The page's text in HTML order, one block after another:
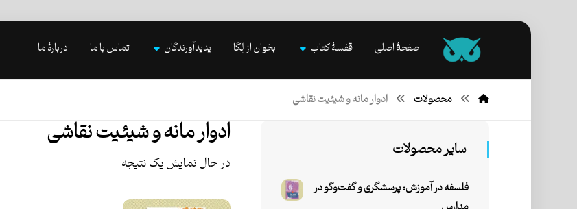
صفحۀ اصلی قفسۀ کتاب بخوان از لِگا پدیدآورندگان تماس با ما دربارۀ ما
محصولات ادوار مانه و شیئیت نقاشی
ادوار مانه و شیئیت نقاشی
در حال نمایش یک نتیجه
سایر محصولات
فلسفه در آموزش: پرسشگری و گفت‌وگو در